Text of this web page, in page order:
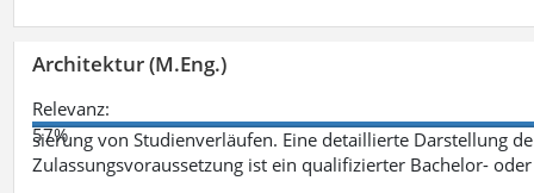
Architektur (M.Eng.)
Relevanz:
57%
sierung von Studienverläufen. Eine detaillierte Darstellung
Zulassungsvoraussetzung ist ein qualifizierter Bachelor-